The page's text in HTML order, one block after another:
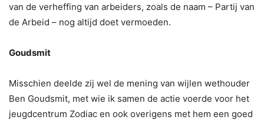
van de verheffing van arbeiders, zoals de naam – Partij van
de Arbeid – nog altijd doet vermoeden.
Goudsmit
Misschien deelde zij wel de mening van wijlen wethouder
Ben Goudsmit, met wie ik samen de actie voerde voor het
jeugdcentrum Zodiac en ook overigens met hem een goed